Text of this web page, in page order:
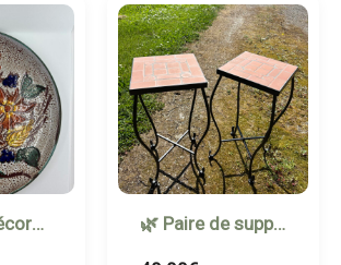
Assiette décorative en céramique signée Valaurix 🌿 Paire de supports à pots en fer forgé – Plateau carrelé.